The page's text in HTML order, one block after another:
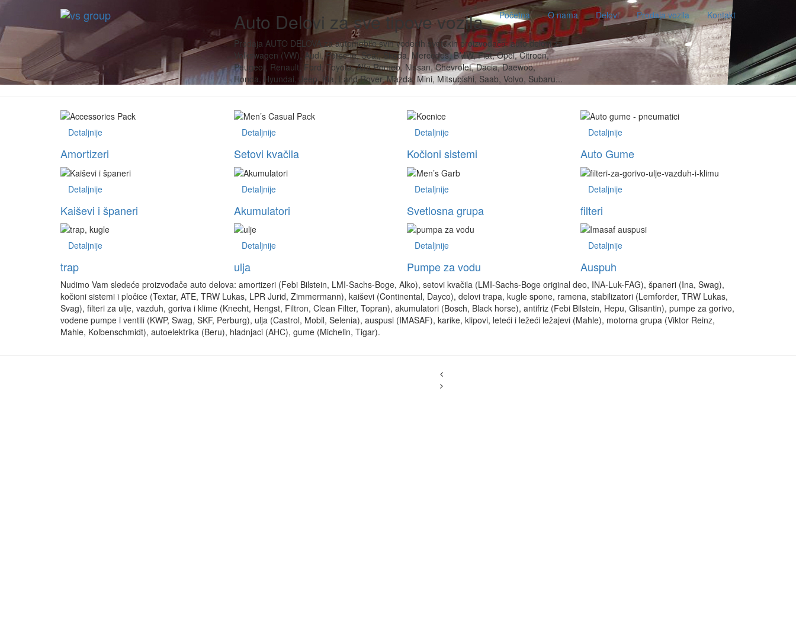
Početna O nama Delovi Prodaja vozila Kontakt
Auto Delovi za sve tipove vozila
Prodaja AUTO DELOVA za automobile svih vodećih svetskih proizvođača: auto delovi za
Volkswagen (VW), Audi, Porsche, Seat, Škoda, Mercedes, BMW, Fiat, Opel, Citroen,
Peugeot, Renault, Ford, Toyota, Alfa Romeo, Nissan, Chevrolet, Dacia, Daewoo,
Honda, Hyundai, Jeep, Kia, Land Rover, Mazda, Mini, Mitsubishi, Saab, Volvo, Subaru...
Detaljnije
Amortizeri
Detaljnije
Setovi kvačila
Detaljnije
Kočioni sistemi
Detaljnije
Auto Gume
Detaljnije
Kaiševi i španeri
Detaljnije
Akumulatori
Detaljnije
Svetlosna grupa
Detaljnije
filteri
Detaljnije
trap
Detaljnije
ulja
Detaljnije
Pumpe za vodu
Detaljnije
Auspuh
Nudimo Vam sledeće proizvođače auto delova: amortizeri (Febi Bilstein, LMI-Sachs-Boge, Alko), setovi kvačila (LMI-Sachs-Boge original deo, INA-Luk-FAG), španeri (Ina, Swag),
kočioni sistemi i pločice (Textar, ATE, TRW Lukas, LPR Jurid, Zimmermann), kaiševi (Continental, Dayco), delovi trapa, kugle spone, ramena, stabilizatori (Lemforder, TRW Lukas,
Svag), filteri za ulje, vazduh, goriva i klime (Knecht, Hengst, Filtron, Clean Filter, Topran), akumulatori (Bosch, Black horse), antifriz (Febi Bilstein, Hepu, Glisantin), pumpe za gorivo,
vodene pumpe i ventili (KWP, Swag, SKF, Perburg), ulja (Castrol, Mobil, Selenia), auspusi (IMASAF), karike, klipovi, leteći i ležeći ležajevi (Mahle), motorna grupa (Viktor Reinz,
Mahle, Kolbenschmidt), autoelektrika (Beru), hladnjaci (AHC), gume (Michelin, Tigar).